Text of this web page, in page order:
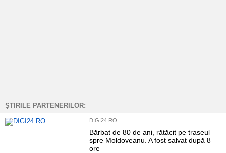
ȘTIRILE PARTENERILOR:
DIGI24.RO
Bărbat de 80 de ani, rătăcit pe traseul
spre Moldoveanu. A fost salvat după 8
ore